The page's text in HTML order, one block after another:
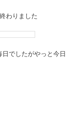
わりました
でしたがやっと今日